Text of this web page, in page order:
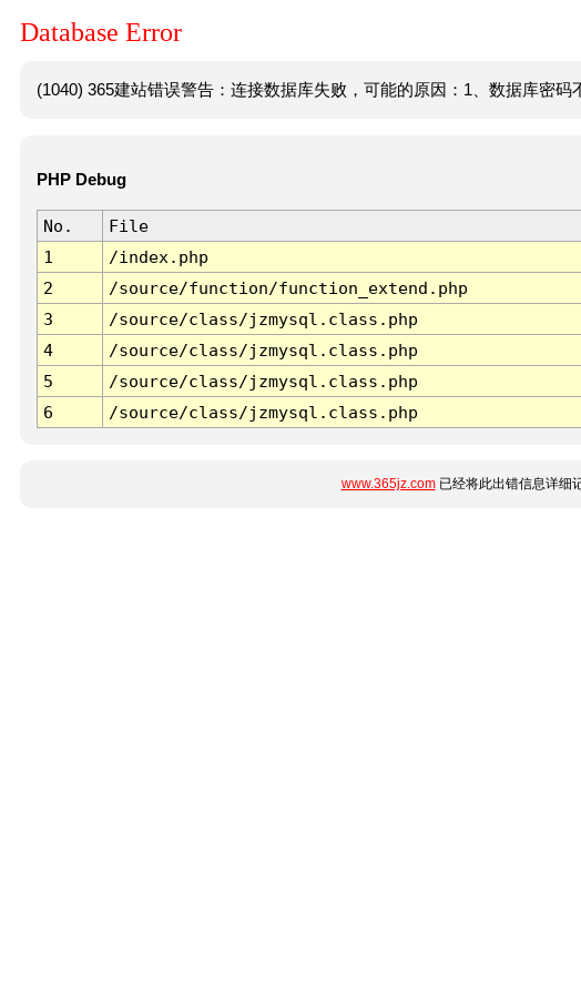
Database Error
(1040) 365建站错误警告：连接数据库失败，可能的原因：1、数据库密码
PHP Debug
No. File
1
/index.php
2
/source/function/function_extend.php
3
/source/class/jzmysql.class.php
4
/source/class/jzmysql.class.php
5
/source/class/jzmysql.class.php
6
/source/class/jzmysql.class.php
www.365jz.com已经将此出错信息详细